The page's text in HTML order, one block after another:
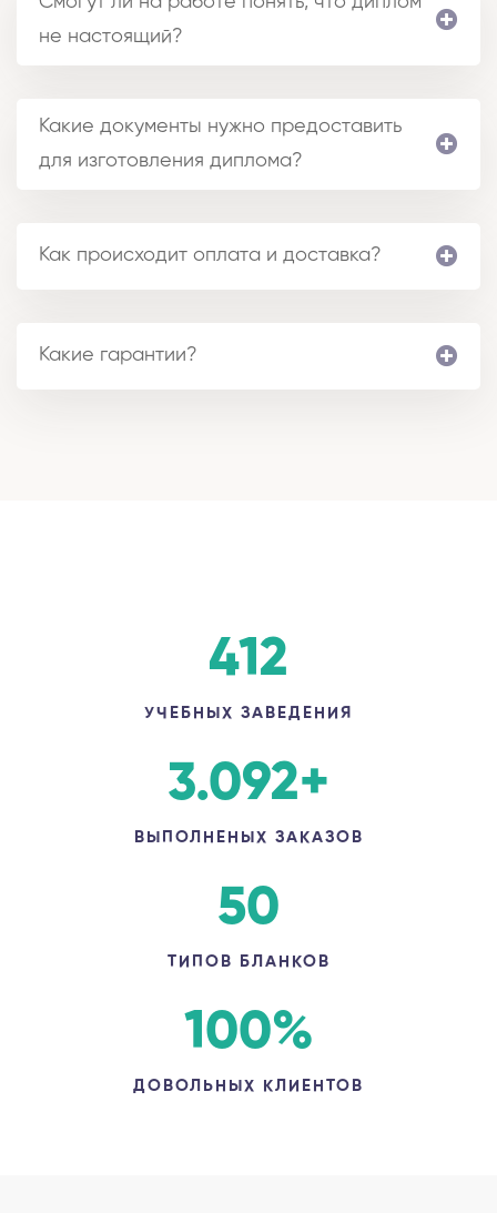
не настоящий?
Какие документы нужно предоставить
для изготовления диплома?
Как происходит оплата и доставка?
Какие гарантии?
412
УЧЕБНЫХ ЗАВЕДЕНИЯ
3.092+
ВЫПОЛНЕНЫХ ЗАКАЗОВ
50
ТИПОВ БЛАНКОВ
100%
ДОВОЛЬНЫХ КЛИЕНТОВ